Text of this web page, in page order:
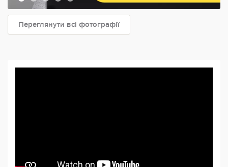
Переглянути всі фотографії